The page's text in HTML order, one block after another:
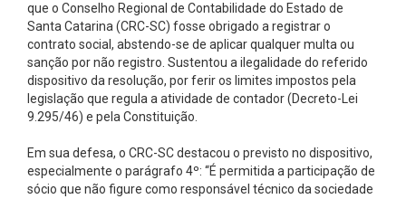
que o Conselho Regional de Contabilidade do Estado de
Santa Catarina (CRC-SC) fosse obrigado a registrar o
contrato social, abstendo-se de aplicar qualquer multa ou
sanção por não registro. Sustentou a ilegalidade do referido
dispositivo da resolução, por ferir os limites impostos pela
legislação que regula a atividade de contador (Decreto-Lei
9.295/46) e pela Constituição.
Em sua defesa, o CRC-SC destacou o previsto no dispositivo,
especialmente o parágrafo 4º: ‘‘É permitida a participação de
sócio que não figure como responsável técnico da sociedade